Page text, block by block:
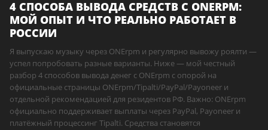
4 СПОСОБА ВЫВОДА СРЕДСТВ С ONERPM:
МОЙ ОПЫТ И ЧТО РЕАЛЬНО РАБОТАЕТ В
РОССИИ
Я выпускаю музыку через ONErpm и регулярно вывожу роялти —
успел попробовать разные варианты. Ниже — мой честный
разбор 4 способов вывода денег с ONErpm с опорой на
официальные страницы ONErpm/Tipalti/PayPal/Payoneer и
отдельной рекомендацией для резидентов РФ. Важно: ONErpm
официально поддерживает выплаты через PayPal, Payoneer и
платёжный процессинг Tipalti. Средства становятся